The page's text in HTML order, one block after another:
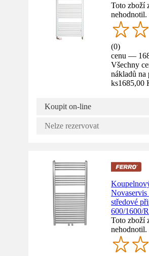
Toto zboží
nehodnotil.
(0)
cenu —
Všechny
nákladů na
ks1685,00
Koupit on-line
Nelze rezervovat
středové
600/1600/
Toto zboží
nehodnotil.